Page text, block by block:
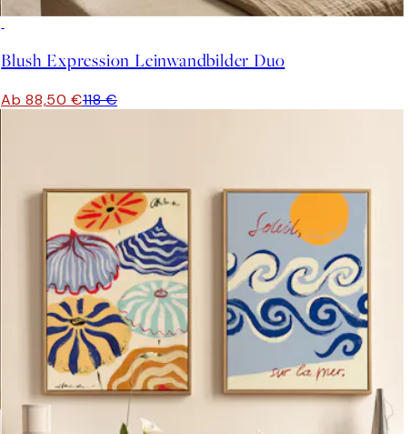
Blush Expression Leinwandbilder Duo
Ab 88,50 €118 €